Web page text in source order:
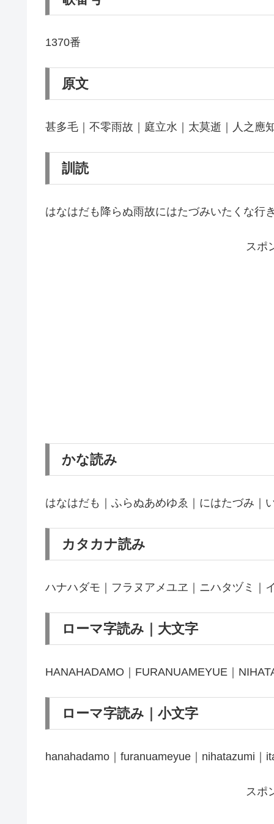
1370番
原文
甚多毛｜不零雨故｜庭立水｜太莫逝｜人之應
訓読
はなはだも降らぬ雨故にはたづみいたくな行
スポ
かな読み
はなはだも｜ふらぬあめゆゑ｜にはたづみ｜
カタカナ読み
ハナハダモ｜フラヌアメユヱ｜ニハタヅミ｜
ローマ字読み｜大文字
HANAHADAMO｜FURANUAMEYUE｜
ローマ字読み｜小文字
hanahadamo｜furanuameyue｜nihatazumi｜
スポ